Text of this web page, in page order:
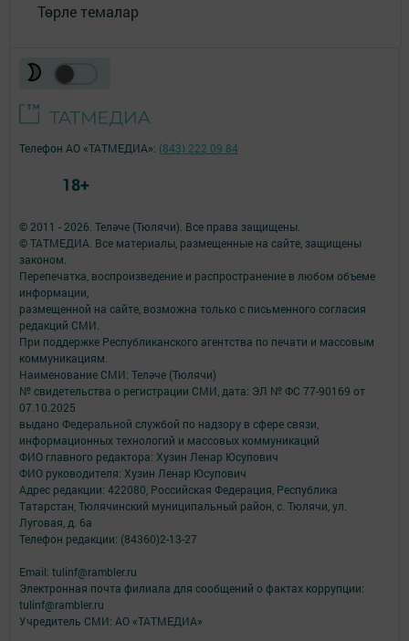
Төрле темалар
© 2011 - 2026. Теләче (Тюлячи). Все права защищены.
© ТАТМЕДИА. Все материалы, размещенные на сайте, защищены
законом.
Перепечатка, воспроизведение и распространение в любом объеме
информации,
размещенной на сайте, возможна только с письменного согласия
редакций СМИ.
При поддержке Республиканского агентства по печати и массовым
коммуникациям.
Наименование СМИ: Теләче (Тюлячи)
№ свидетельства о регистрации СМИ, дата: ЭЛ № ФС 77-90169 от
07.10.2025
выдано Федеральной службой по надзору в сфере связи,
информационных технологий и массовых коммуникаций
ФИО главного редактора: Хузин Ленар Юсупович
ФИО руководителя: Хузин Ленар Юсупович
Адрес редакции: 422080, Российская Федерация, Республика
Татарстан, Тюлячинский муниципальный район, с. Тюлячи, ул.
Луговая, д. 6а
Телефон редакции: (84360)2-⁠13-⁠27
Email: tulinf@rambler.ru
Электронная почта филиала для сообщений о фактах коррупции:
tulinf@rambler.ru
Учредитель СМИ: АО «ТАТМЕДИА»
Телефон АО «ТАТМЕДИА»: (843) 222 09 84
18+